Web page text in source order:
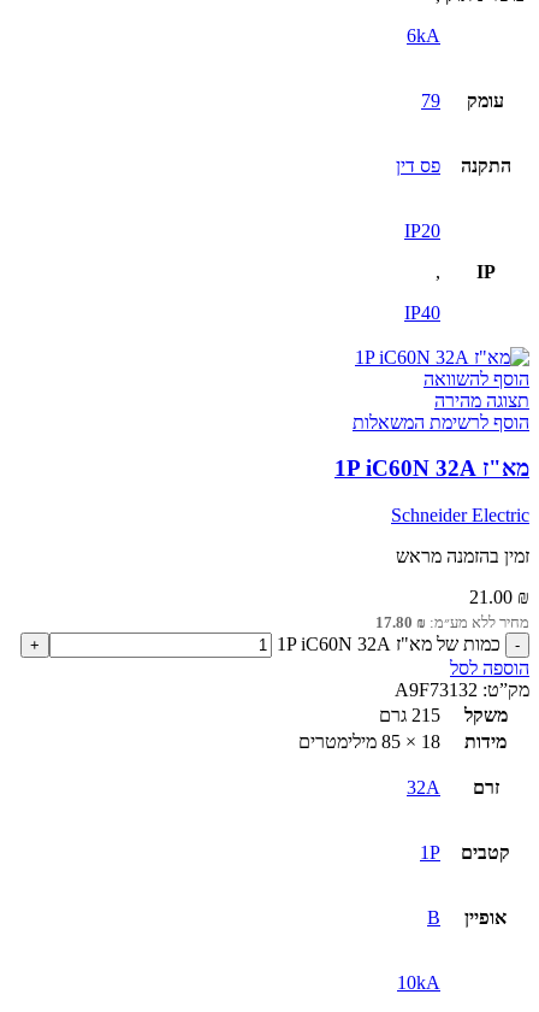
6kA
עומק 79
התקנה פס דין
IP
IP20
,
IP40
הוסף להשוואה
תצוגה מהירה
הוסף לרשימת המשאלות
מא"ז 1P iC60N 32A
Schneider Electric
זמין בהזמנה מראש
21.00 ₪
מחיר ללא מע״מ: 17.80 ₪
כמות של מא"ז 1P iC60N 32A
הוספה לסל
מק”ט: A9F73132
משקל
215 גרם
מידות
18 × 85 מילימטרים
זרם 32A
קטבים 1P
אופיין B
10kA